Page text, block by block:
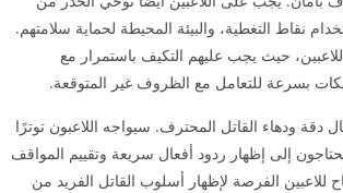
نقاط التغطية، والبيئة المحيطة لحماية سلامتهم.
حيث يجب عليهم التكيف باستمرار مع
بسرعة للتعامل مع الظروف غير المتوقعة.
دقة ودهاء القاتل المحترف. سيواجه اللاعبون توترًا
إلى إظهار ردود أفعال سريعة وتقييم المواقف
للاعبين الفرصة لإظهار أسلوب القاتل الفريد من